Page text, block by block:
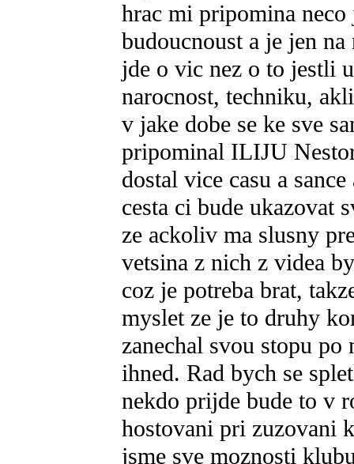
hrac mi pripomina
budoucnoust a je jen
jde o vic nez o to jestli
narocnost, techniku,
v jake dobe se ke sve
pripominal ILIJU
dostal vice casu a
cesta ci bude ukazovat
ze ackoliv ma slusny
vetsina z nich z videa
coz je potreba brat,
myslet ze je to druhy
zanechal svou stopu po
ihned. Rad bych se
nekdo prijde bude to v
hostovani pri zuzovani
jsme sve moznosti